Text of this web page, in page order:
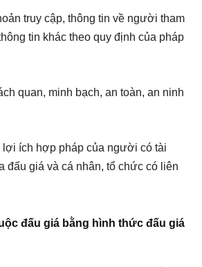
truy cập, thông tin về người tham
tin khác theo quy định của pháp
quan, minh bạch, an toàn, an ninh
lợi ích hợp pháp của người có tài
đấu giá và cá nhân, tổ chức có liên
đấu giá bằng hình thức đấu giá